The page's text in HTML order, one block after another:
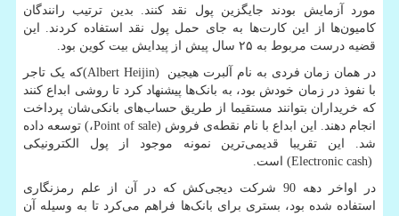
مورد آزمایش بودند جایگزین پول نقد کنند. بدین ترتیب رانندگان
کامیون‌ها از این کارت‌ها به جای حمل پول نقد استفاده کردند. این
قضیه درست مربوط به ۲۵ سال پیش از پیدایش بیت کوین بود.
در همان زمان فردی به نام آلبرت هیجین (Albert Heijin)که یک تاجر
با نفوذ در زمان خودش بود، به بانک‌ها پیشنهاد کرد تا روشی ابداع کنند
که خریداران بتوانند مستقیما از طریق حساب‌های بانکی‌شان پرداخت
انجام دهند. این ابداع با نام نقطه‌ی فروش Point of sale)،( توسعه داده
شد. این تقریبا قدیمی‌ترین نمونه موجود از پول الکترونیکی
(Electronic cash) است.
در اواخر دهه 90 شرکت دیجی‌کش که در آن از علم رمزنگاری
استفاده شده بود، بستری برای بانک‌ها فراهم می‌کرد تا به وسیله آن